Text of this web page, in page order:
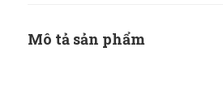
Mô tả sản phẩm